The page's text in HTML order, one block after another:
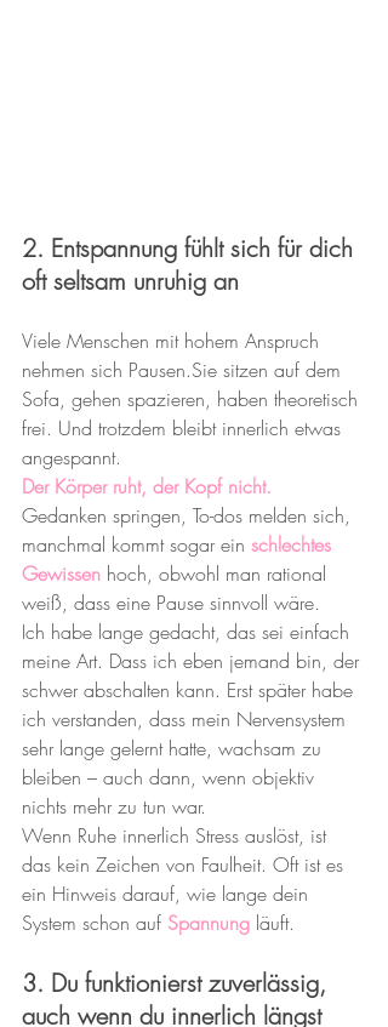
2. Entspannung fühlt sich für dich
oft seltsam unruhig an
Viele Menschen mit hohem Anspruch
nehmen sich Pausen.Sie sitzen auf dem
Sofa, gehen spazieren, haben theoretisch
frei. Und trotzdem bleibt innerlich etwas
angespannt.
Der Körper ruht, der Kopf nicht.
Gedanken springen, To-dos melden sich,
manchmal kommt sogar ein schlechtes
Gewissen hoch, obwohl man rational
weiß, dass eine Pause sinnvoll wäre.
Ich habe lange gedacht, das sei einfach
meine Art. Dass ich eben jemand bin, der
schwer abschalten kann. Erst später habe
ich verstanden, dass mein Nervensystem
sehr lange gelernt hatte, wachsam zu
bleiben – auch dann, wenn objektiv
nichts mehr zu tun war.
Wenn Ruhe innerlich Stress auslöst, ist
das kein Zeichen von Faulheit. Oft ist es
ein Hinweis darauf, wie lange dein
System schon auf Spannung läuft.
3. Du funktionierst zuverlässig,
auch wenn du innerlich längst